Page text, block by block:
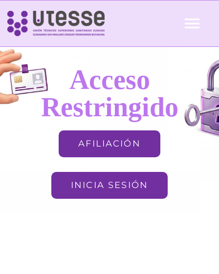
Skip
content
Inicio
QUIÉNES SOMOS Acceso
Restringido
AFILIACIÓN
INICIA SESIÓN